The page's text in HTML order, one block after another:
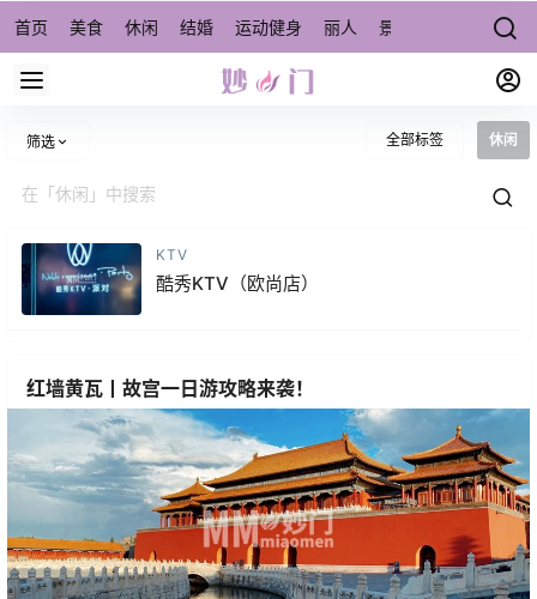
首页 美食 休闲 结婚 运动健身 丽人 景点/周边游 宠物
筛选 全部标签 休闲
KTV
酷秀KTV（欧尚店）
红墙黄瓦丨故宫一日游攻略来袭！